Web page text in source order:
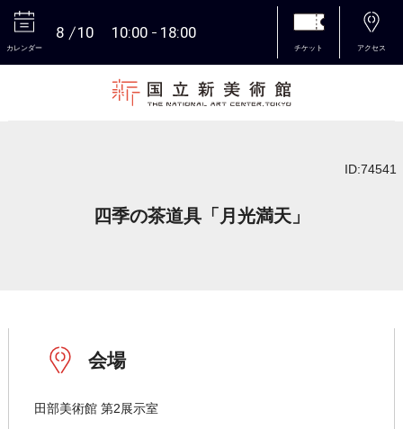
カレンダー
8 10 10:00 18:00
チケット アクセス
ID:74541
四季の茶道具「月光満天」
会場
田部美術館 第2展示室